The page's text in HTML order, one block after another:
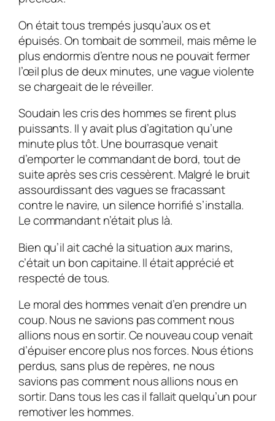
On était tous trempés jusqu’aux os et
épuisés. On tombait de sommeil, mais même le
plus endormis d’entre nous ne pouvait fermer
l’œil plus de deux minutes, une vague violente
se chargeait de le réveiller.
Soudain les cris des hommes se firent plus
puissants. Il y avait plus d’agitation qu’une
minute plus tôt. Une bourrasque venait
d’emporter le commandant de bord, tout de
suite après ses cris cessèrent. Malgré le bruit
assourdissant des vagues se fracassant
contre le navire, un silence horrifié s’installa.
Le commandant n’était plus là.
Bien qu’il ait caché la situation aux marins,
c’était un bon capitaine. Il était apprécié et
respecté de tous.
Le moral des hommes venait d’en prendre un
coup. Nous ne savions pas comment nous
allions nous en sortir. Ce nouveau coup venait
d’épuiser encore plus nos forces. Nous étions
perdus, sans plus de repères, ne nous
savions pas comment nous allions nous en
sortir. Dans tous les cas il fallait quelqu’un pour
remotiver les hommes.